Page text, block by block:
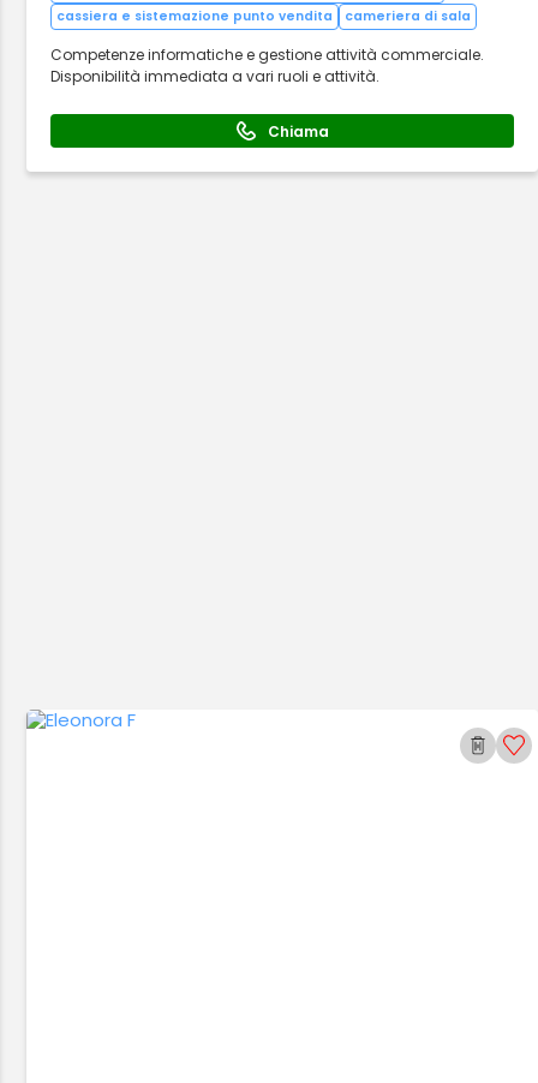
cassiera e sistemazione punto vendita
cameriera di sala
Competenze informatiche e gestione attività commerciale.
Disponibilità immediata a vari ruoli e attività.
Chiama